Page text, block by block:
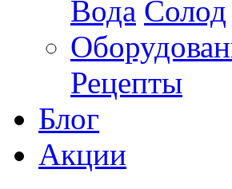
Вода Солод
Рецепты
Блог
Акции